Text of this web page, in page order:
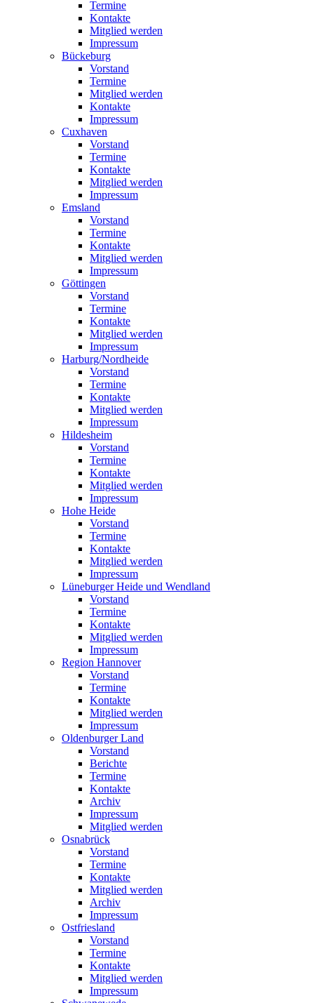
Termine
Kontakte
Mitglied werden
Impressum
Bückeburg
Vorstand
Termine
Mitglied werden
Kontakte
Impressum
Cuxhaven
Vorstand
Termine
Kontakte
Mitglied werden
Impressum
Emsland
Vorstand
Termine
Kontakte
Mitglied werden
Impressum
Göttingen
Vorstand
Termine
Kontakte
Mitglied werden
Impressum
Harburg/Nordheide
Vorstand
Termine
Kontakte
Mitglied werden
Impressum
Hildesheim
Vorstand
Termine
Kontakte
Mitglied werden
Impressum
Hohe Heide
Vorstand
Termine
Kontakte
Mitglied werden
Impressum
Lüneburger Heide und Wendland
Vorstand
Termine
Kontakte
Mitglied werden
Impressum
Region Hannover
Vorstand
Termine
Kontakte
Mitglied werden
Impressum
Oldenburger Land
Vorstand
Berichte
Termine
Kontakte
Archiv
Impressum
Mitglied werden
Osnabrück
Vorstand
Termine
Kontakte
Mitglied werden
Archiv
Impressum
Ostfriesland
Vorstand
Termine
Kontakte
Mitglied werden
Impressum